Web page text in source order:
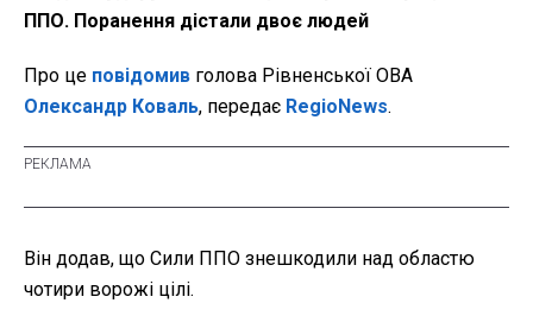
ППО. Поранення дістали двоє людей
Про це повідомив голова Рівненської ОВА
Олександр Коваль, передає RegioNews.
Він додав, що Сили ППО знешкодили над областю
чотири ворожі цілі.